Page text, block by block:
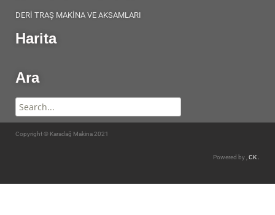
DERİ TRAŞ MAKİNA VE AKSAMLARI
Harita
Ara
Copyright © Karadağ Makina 2021
Powered by , CK .